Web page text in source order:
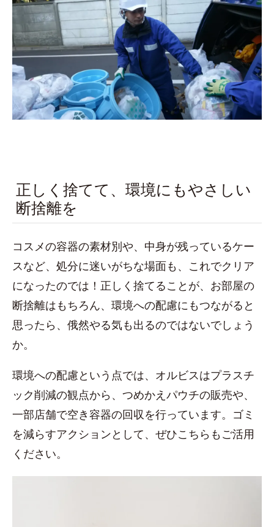
正しく捨てて、環境にもやさしい
断捨離を
コスメの容器の素材別や、中身が残っているケー
スなど、処分に迷いがちな場面も、これでクリア
になったのでは！正しく捨てることが、お部屋の
断捨離はもちろん、環境への配慮にもつながると
思ったら、俄然やる気も出るのではないでしょう
か。
環境への配慮という点では、オルビスはプラスチ
ック削減の観点から、つめかえパウチの販売や、
一部店舗で空き容器の回収を行っています。ゴミ
を減らすアクションとして、ぜひこちらもご活用
ください。